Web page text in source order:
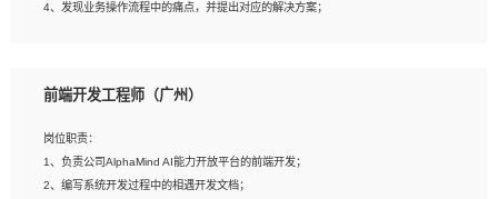
6、具备网络方面的基础知识，熟悉常见的网络协议，如TCP/IP，转发原理，路由优
8、有良好的文档编写能力和沟通能力，有RHCE证书优先
4、发现业务操作流程中的痛点，并提出对应的解决方案；
岗位要求：
2、熟悉产品及需求规划工具，如:Axure、Xmind、MS Project等；
3、具备良好的交流协调能力，有较强的责任感、工作积极主动；
4、有较强的系统需求分析、文档编写能力、沟通能力；
前端开发工程师（广州）
岗位职责：
1、负责公司AlphaMind AI能力开放平台的前端开发；
2、编写系统开发过程中的相遇开发文档；